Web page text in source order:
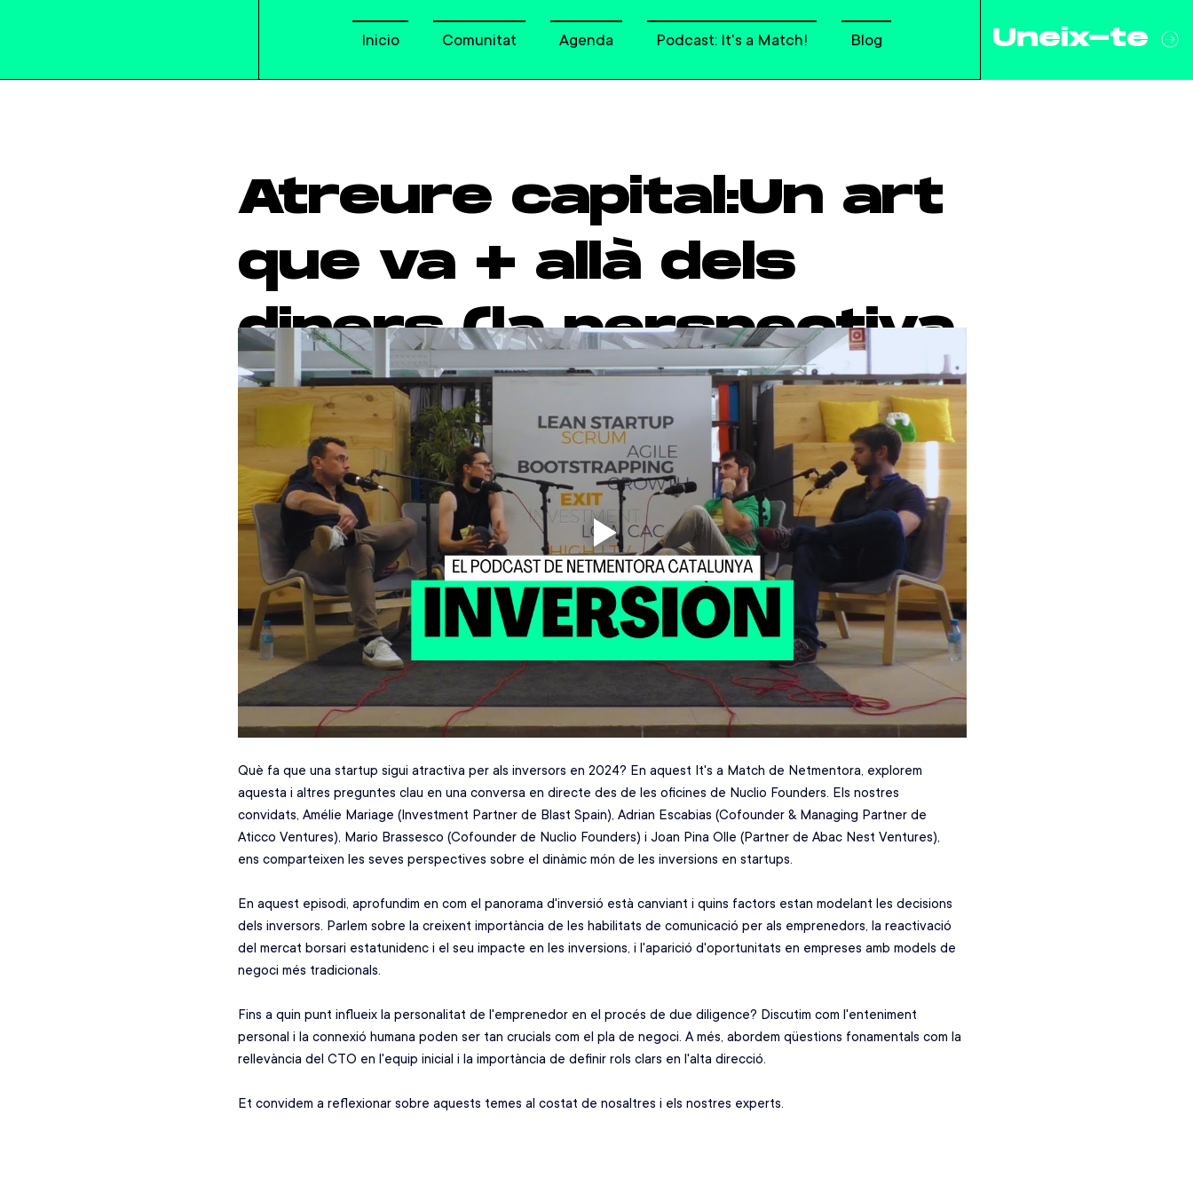
Uneix-te
Inicio Comunitat Agenda Podcast: It's a Match! Blog
Atreure capital:Un art
que va + allà dels
diners (la perspectiva
dels inversors)
Què fa que una startup sigui atractiva per als inversors en 2024? En aquest It's a Match de Netmentora, explorem
aquesta i altres preguntes clau en una conversa en directe des de les oficines de Nuclio Founders. Els nostres
convidats, Amélie Mariage (Investment Partner de Blast Spain), Adrian Escabias (Cofounder & Managing Partner de
Aticco Ventures), Mario Brassesco (Cofounder de Nuclio Founders) i Joan Pina Olle (Partner de Abac Nest Ventures),
ens comparteixen les seves perspectives sobre el dinàmic món de les inversions en startups.
En aquest episodi, aprofundim en com el panorama d'inversió està canviant i quins factors estan modelant les decisions
dels inversors. Parlem sobre la creixent importància de les habilitats de comunicació per als emprenedors, la reactivació
del mercat borsari estatunidenc i el seu impacte en les inversions, i l'aparició d'oportunitats en empreses amb models de
negoci més tradicionals.
Fins a quin punt influeix la personalitat de l'emprenedor en el procés de due diligence? Discutim com l'enteniment
personal i la connexió humana poden ser tan crucials com el pla de negoci. A més, abordem qüestions fonamentals com la
rellevància del CTO en l'equip inicial i la importància de definir rols clars en l'alta direcció.
Et convidem a reflexionar sobre aquests temes al costat de nosaltres i els nostres experts.